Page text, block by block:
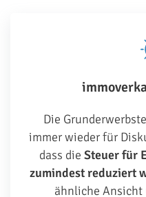
Die
immer wieder für
dass die Steuer für
zumindest reduziert
ähnliche Ansicht